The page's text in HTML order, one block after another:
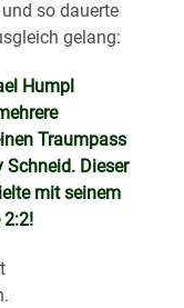
so dauerte
gelang:
Humpl
Traumpass
Schneid. Dieser
mit seinem
2:2!